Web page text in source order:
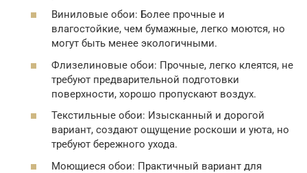
Виниловые обои: Более прочные и
влагостойкие, чем бумажные, легко моются, но
могут быть менее экологичными.
Флизелиновые обои: Прочные, легко клеятся, не
требуют предварительной подготовки
поверхности, хорошо пропускают воздух.
Текстильные обои: Изысканный и дорогой
вариант, создают ощущение роскоши и уюта, но
требуют бережного ухода.
Моющиеся обои: Практичный вариант для